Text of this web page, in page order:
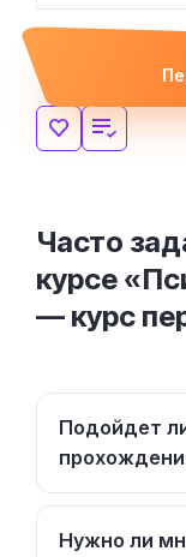
Часто
курсе
— курс
Подойдет
Нужно ли